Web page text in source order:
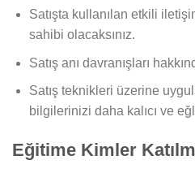
Satışta kullanılan etkili
sahibi olacaksınız.
Satış anı davranışları
Satış teknikleri üzerine
bilgilerinizi daha kalıcı ve
Eğitime Kimler